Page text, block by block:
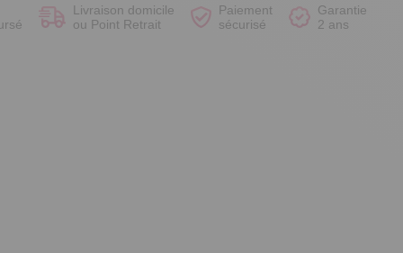
Livraison domicile
ou Point Retrait
Paiement
sécurisé
Garantie
2 ans